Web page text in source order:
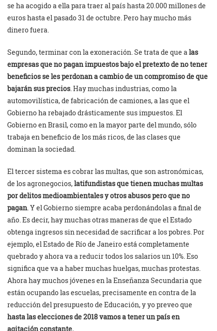
se ha acogido a ella para traer al país hasta 20.000 millones de
euros hasta el pasado 31 de octubre. Pero hay mucho más
dinero fuera.
Segundo, terminar con la exoneración. Se trata de que a las
empresas que no pagan impuestos bajo el pretexto de no tener
beneficios se les perdonan a cambio de un compromiso de que
bajarán sus precios . Hay muchas industrias, como la
automovilística, de fabricación de camiones, a las que el
Gobierno ha rebajado drásticamente sus impuestos. El
Gobierno en Brasil, como en la mayor parte del mundo, sólo
trabaja en beneficio de los más ricos, de las clases que
dominan la sociedad.
El tercer sistema es cobrar las multas, que son astronómicas,
de los agronegocios,latifundistas que tienen muchas multas
por delitos medioambientales y otros abusos pero que no
pagan . Y el Gobierno siempre acaba perdonándolas a final de
año. Es decir, hay muchas otras maneras de que el Estado
obtenga ingresos sin necesidad de sacrificar a los pobres. Por
ejemplo, el Estado de Río de Janeiro está completamente
quebrado y ahora va a reducir todos los salarios un 10%. Eso
significa que va a haber muchas huelgas, muchas protestas.
Ahora hay muchos jóvenes en la Enseñanza Secundaria que
están ocupando las escuelas, precisamente en contra de la
reducción del presupuesto de Educación, y yo preveo que
hasta las elecciones de 2018 vamos a tener un país en
agitación constante.